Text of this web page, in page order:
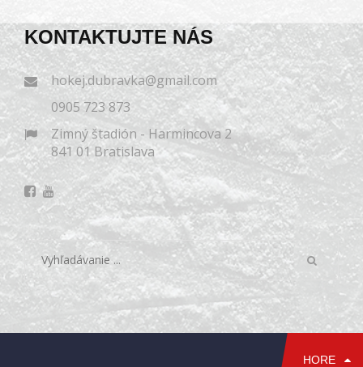
KONTAKTUJTE NÁS
hokej.dubravka@gmail.com
0905 723 873
Zimný štadión - Harmincova 2
841 01 Bratislava
HORE